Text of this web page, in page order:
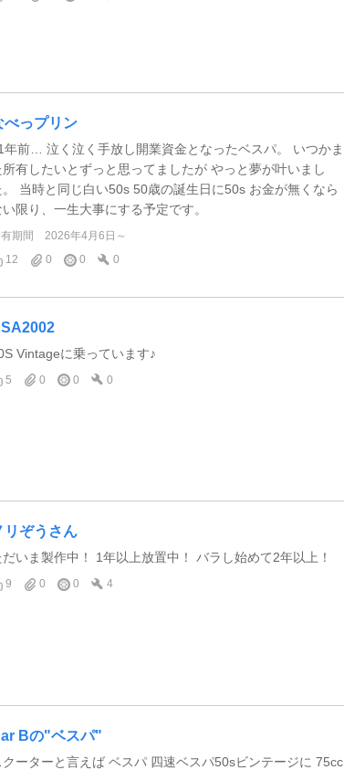
べっプリン
年前… 泣く泣く手放し開業資金となったベスパ。 いつかま
所有したいとずっと思ってましたが やっと夢が叶いまし
。 当時と同じ白い50s 50歳の誕生日に50s お金が無くなら
限り、一生大事にする予定です。
期間
2026年4月6日～
12
0 0 0
Vintageに乗っています♪
5 0 0 0
リぞうさん
だいま製作中！ 1年以上放置中！ バラし始めて2年以上！
9 0 0 4
Bの"ベスパ"
クーターと言えば ベスパ 四速ベスパ50sビンテージに 75cc